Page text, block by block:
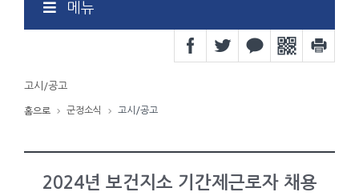
메뉴
고시/공고
홈으로 군정소식 고시/공고
2024년 보건지소 기간제근로자 채용